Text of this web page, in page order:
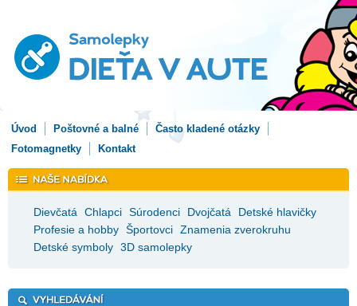
Úvod Poštovné a balné
Často kladené otázky
Fotomagnetky
Kontakt
Dievčatá Chlapci Súrodenci Dvojčatá
Detské hlavičky
Profesie a hobby Športovci Znamenia zverokruhu
Detské symboly 3D samolepky